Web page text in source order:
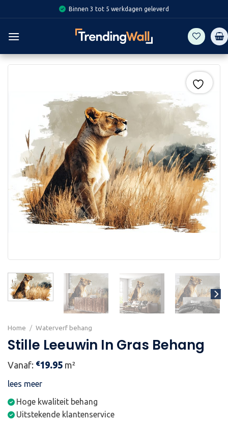
to
content
Binnen 3 tot 5 werkdagen geleverd
Home / Waterverf behang
Stille Leeuwin In Gras Behang
Vanaf: €19.95 m²
lees meer
Hoge kwaliteit behang
Uitstekende klantenservice